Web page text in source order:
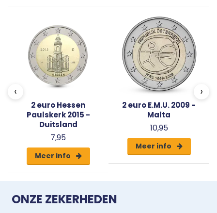
capsule met een algemeen certificaat van
echtheid.
‹
2 euro Hessen
Paulskerk 2015 -
Duitsland
7,95
Meer info
2 euro E.M.U. 2009 -
Malta
10,95
Meer info
›
ONZE ZEKERHEDEN